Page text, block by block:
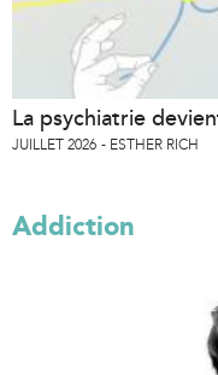
La psychiatrie
JUILLET 2026 ESTHER RICH
Addiction